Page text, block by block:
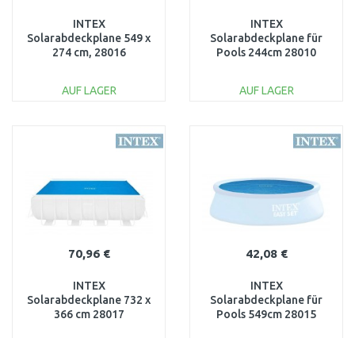
INTEX
Solarabdeckplane 549 x
274 cm, 28016
AUF LAGER
INTEX
Solarabdeckplane für
Pools 244cm 28010
AUF LAGER
70,96 €
INTEX
Solarabdeckplane 732 x
366 cm 28017
42,08 €
INTEX
Solarabdeckplane für
Pools 549cm 28015